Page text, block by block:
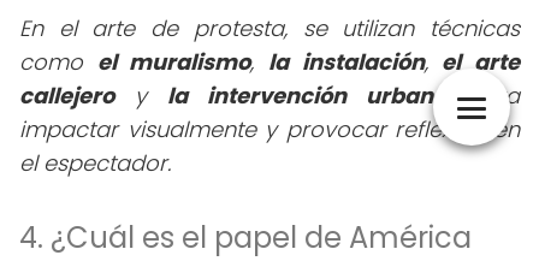
En el arte de protesta, se utilizan técnicas
como el muralismo, la instalación, el arte
callejeroy la intervención urbana para
impactar visualmente y provocar reflexión en
el espectador.
4. ¿Cuál es el papel de América